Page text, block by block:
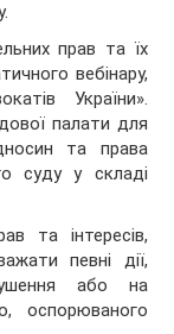
прав та їх
вебінару,
України».
палати для
та права
суду у складі
та інтересів,
певні дії,
або на
оспорюваного